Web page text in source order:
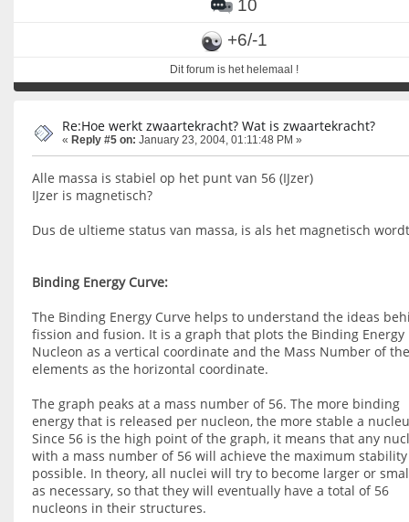
10
+6/-1
Dit forum is het helemaal !
Re:Hoe werkt zwaartekracht? Wat is zwaartekracht?
« Reply #5 on: January 23, 2004, 01:11:48 PM »
Alle massa is stabiel op het punt van 56 (IJzer)
IJzer is magnetisch?
Dus de ultieme status van massa, is als het magnetisch
Binding Energy Curve:
The Binding Energy Curve helps to understand the ideas
fission and fusion. It is a graph that plots the Binding Energy
Nucleon as a vertical coordinate and the Mass Number of the
elements as the horizontal coordinate.
The graph peaks at a mass number of 56. The more binding
energy that is released per nucleon, the more stable a
Since 56 is the high point of the graph, it means that any
with a mass number of 56 will achieve the maximum stability
possible. In theory, all nuclei will try to become larger or
as necessary, so that they will eventually have a total of 56
nucleons in their structures.